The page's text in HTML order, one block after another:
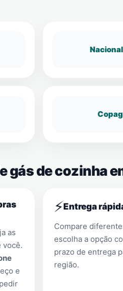
gás de cozinha
as
você.
e
⚡Entrega
Compare
escolha a opção
prazo de entrega
região.